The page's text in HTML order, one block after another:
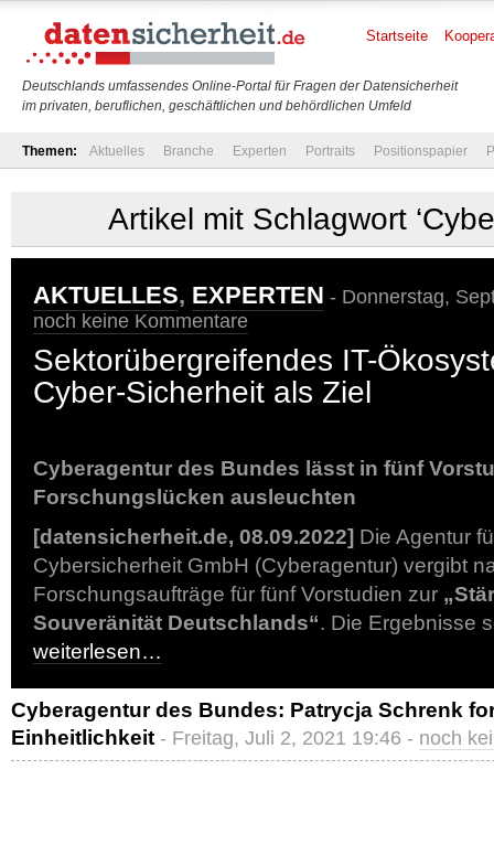
Deutschlands umfassendes Online-Portal für Fragen der Datensicherheit
im privaten, beruflichen, geschäftlichen und behördlichen Umfeld
Startseite
Themen: Aktuelles Branche Experten Portraits Positionspapier
Artikel mit Schlagwort
AKTUELLES, EXPERTEN - Donnerstag,
noch keine Kommentare
Sektorübergreifendes IT-
Cyber-Sicherheit als Ziel
Cyberagentur des Bundes lässt in fünf
Forschungslücken ausleuchten
[datensicherheit.de, 08.09.2022] Die Agentur
Cybersicherheit GmbH (Cyberagentur) vergibt
Forschungsaufträge für fünf Vorstudien zur
Souveränität Deutschlands“. Die Ergebnisse
weiterlesen…
Cyberagentur des Bundes: Patrycja Schrenk
Einheitlichkeit - Freitag, Juli 2, 2021 19:46 - noch